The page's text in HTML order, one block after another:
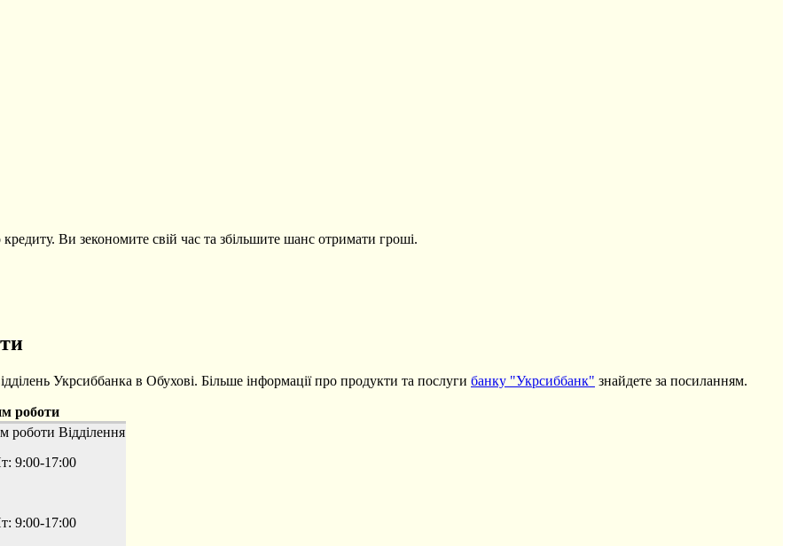
Ви зекономите свій час та збільшите шанс отримати гроші.
Укрсиббанка в Обухові. Більше інформації про продукти та послуги банку "Укрсиббанк" знайдете за посиланням.
роботи
роботи Відділення
9:00-17:00
9:00-17:00